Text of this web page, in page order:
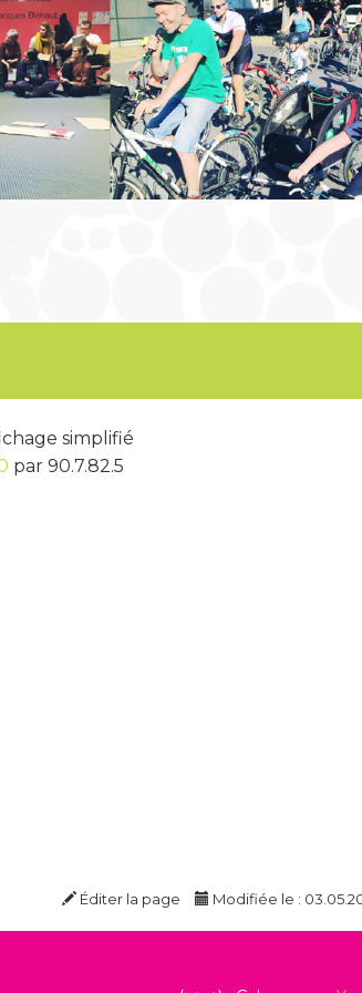
simplifié
par 90.7.82.5
Éditer la page Modifiée le :